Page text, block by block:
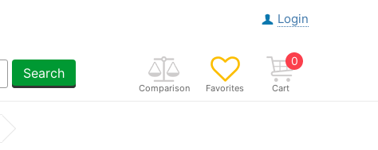
Login
0
Cart
Favorites
Comparison
Search